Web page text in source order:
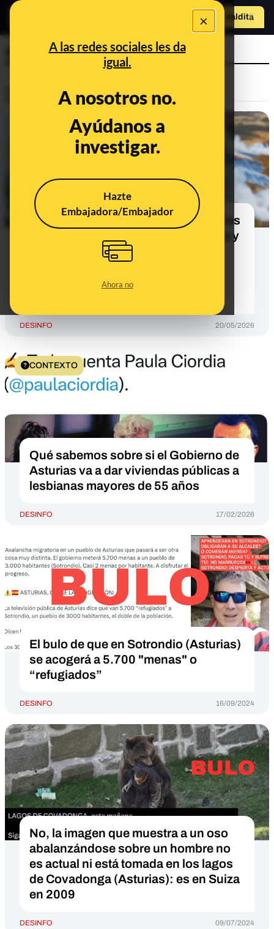
×
A las redes sociales les da
igual.
A nosotros no.
Ayúdanos a
investigar.
Hazte
Embajadora/Embajador
Ahora no
Hazte Maldito
Asturias
Cuidado con el vídeo que dice que los
incendios en Lugo, Orense, Zamora y
Zaragoza de 2022 coinciden con
proyectos renovables que con la
nueva ley de montes podrían salir
DESINFO 20/05/2026
CONTEXTO
Qué sabemos sobre si el Gobierno de
Asturias va a dar viviendas públicas a
lesbianas mayores de 55 años
DESINFO 17/02/2026
El bulo de que en Sotrondio (Asturias)
se acogerá a 5.700 "menas" o
“refugiados”
DESINFO 16/09/2024
No, la imagen que muestra a un oso
abalanzándose sobre un hombre no
es actual ni está tomada en los lagos
de Covadonga (Asturias): es en Suiza
en 2009
DESINFO 09/07/2024